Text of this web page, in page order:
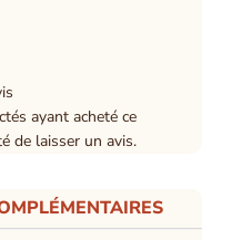
ayant acheté ce
de laisser un avis.